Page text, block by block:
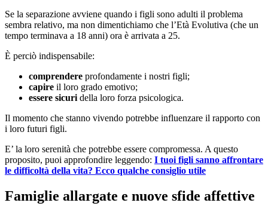
Se la separazione avviene quando i figli sono adulti il problema
sembra relativo, ma non dimentichiamo che l’Età Evolutiva (che un
tempo terminava a 18 anni) ora è arrivata a 25.
È perciò indispensabile:
comprendere profondamente i nostri figli;
capire il loro grado emotivo;
essere sicuri della loro forza psicologica.
Il momento che stanno vivendo potrebbe influenzare il rapporto con
i loro futuri figli.
E’ la loro serenità che potrebbe essere compromessa. A questo
proposito, puoi approfondire leggendo: I tuoi figli sanno affrontare
le difficoltà della vita? Ecco qualche consiglio utile
Famiglie allargate e nuove sfide affettive